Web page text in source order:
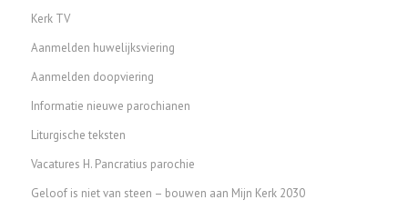
Kerk TV
Aanmelden huwelijksviering
Aanmelden doopviering
Informatie nieuwe parochianen
Liturgische teksten
Vacatures H. Pancratius parochie
Geloof is niet van steen – bouwen aan Mijn Kerk 2030